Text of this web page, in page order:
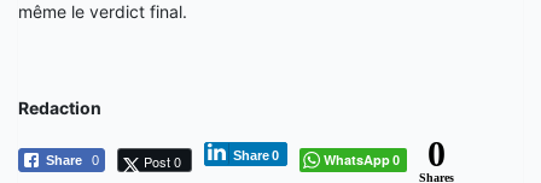
même le verdict final.
Redaction
Share 0 Post 0 Share0 WhatsApp0 0
Shares